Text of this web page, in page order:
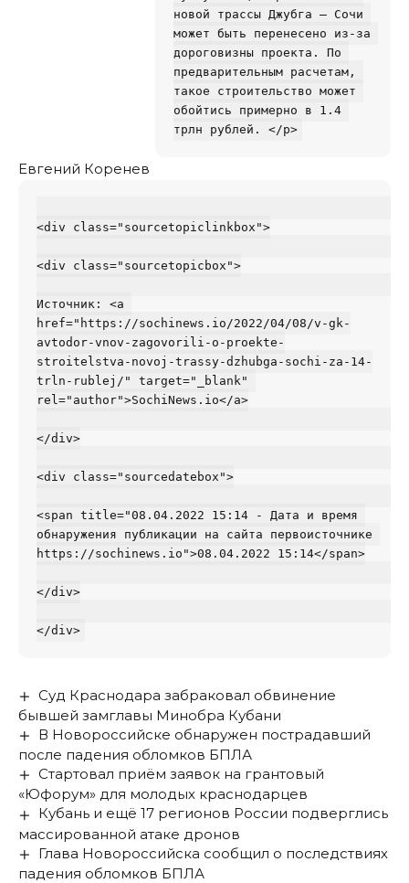
новой трассы Джубга — Сочи
может быть перенесено из-за
дороговизны проекта. По
предварительным расчетам,
такое строительство может
обойтись примерно в 1.4
Евгений Коренев
<div class="sourcetopiclinkbox">
<div class="sourcetopicbox">
Источник: <a
href="https://sochinews.io/2022/04/08/v-gk-
avtodor-vnov-zagovorili-o-proekte-
stroitelstva-novoj-trassy-dzhubga-sochi-za-14-
trln-rublej/" target="_blank"
rel="author">SochiNews.io</a>
</div>
<div class="sourcedatebox">
<span title="08.04.2022 15:14 - Дата и время
обнаружения публикации на сайта первоисточнике
https://sochinews.io">08.04.2022 15:14</span>
</div>
Суд Краснодара забраковал обвинение
бывшей замглавы Минобра Кубани
В Новороссийске обнаружен пострадавший
после падения обломков БПЛА
Стартовал приём заявок на грантовый
«Юфорум» для молодых краснодарцев
Кубань и ещё 17 регионов России подверглись
массированной атаке дронов
Глава Новороссийска сообщил о последствиях
падения обломков БПЛА